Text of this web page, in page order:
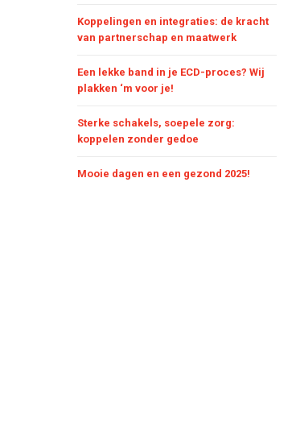
Koppelingen en integraties: de kracht
van partnerschap en maatwerk
Een lekke band in je ECD-proces? Wij
plakken ‘m voor je!
Sterke schakels, soepele zorg:
koppelen zonder gedoe
Mooie dagen en een gezond 2025!